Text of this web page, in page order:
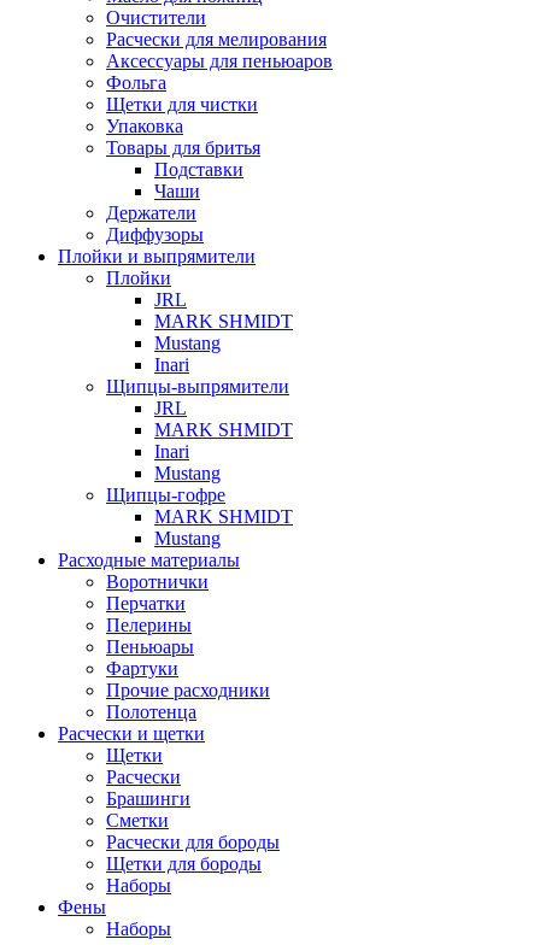
Очистители
Расчески для мелирования
Аксессуары для пеньюаров
Фольга
Щетки для чистки
Упаковка
Товары для бритья
Подставки
Чаши
Держатели
Диффузоры
Плойки и выпрямители
Плойки
JRL
MARK SHMIDT
Mustang
Inari
Щипцы-выпрямители
JRL
MARK SHMIDT
Inari
Mustang
Щипцы-гофре
MARK SHMIDT
Mustang
Расходные материалы
Воротнички
Перчатки
Пелерины
Пеньюары
Фартуки
Прочие расходники
Полотенца
Расчески и щетки
Щетки
Расчески
Брашинги
Сметки
Расчески для бороды
Щетки для бороды
Наборы
Фены
Наборы